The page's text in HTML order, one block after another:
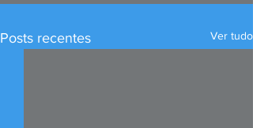
Posts recentes Ver tudo